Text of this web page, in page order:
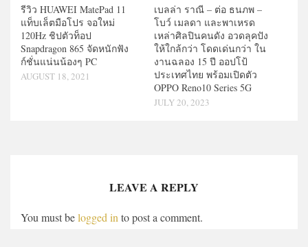
รีวิว HUAWEI MatePad 11
แท็บเล็ตมือโปร จอใหม่
120Hz ชิปตัวท็อป
Snapdragon 865 จัดหนักฟัง
ก์ชั่นแน่นน้องๆ PC
AUGUST 18, 2021
เบลล่า ราณี – ต่อ ธนภพ –
โบว์ เมลดา และพาเหรด
เหล่าศิลปินคนดัง อวดลุคปัง
ให้ใกล้กว่า โดดเด่นกว่า ใน
งานฉลอง 15 ปี ออปโป้
ประเทศไทย พร้อมเปิดตัว
OPPO Reno10 Series 5G
JULY 20, 2023
LEAVE A REPLY
You must belogged in to post a comment.